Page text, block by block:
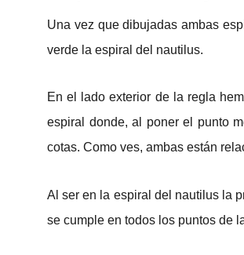
Una vez que dibujadas ambas
verde la espiral del nautilus.
En el lado exterior de la regla
espiral donde, al poner el punto
cotas. Como ves, ambas están
Al ser en la espiral del nautilus la
se cumple en todos los puntos de